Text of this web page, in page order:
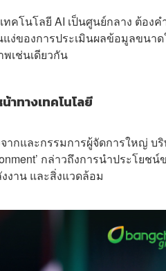
คโนโลยี AI เป็นศูนย์กลาง ต้อง
ง่ของการประเมินผลข้อมูลขนา
เช่นเดียวกัน
าทางเทคโนโลยี
กและกรรมการผู้จัดการใหญ่ บ
กล่าวถึงการนำประโยช
งาน และสิ่งแวดล้อม